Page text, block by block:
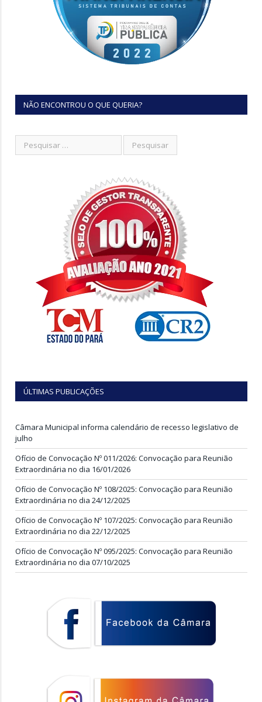
NÃO ENCONTROU O QUE QUERIA?
ÚLTIMAS PUBLICAÇÕES
Câmara Municipal informa calendário de recesso legislativo de
julho
Ofício de Convocação Nº 011/2026: Convocação para Reunião
Extraordinária no dia 16/01/2026
Ofício de Convocação Nº 108/2025: Convocação para Reunião
Extraordinária no dia 24/12/2025
Ofício de Convocação Nº 107/2025: Convocação para Reunião
Extraordinária no dia 22/12/2025
Ofício de Convocação Nº 095/2025: Convocação para Reunião
Extraordinária no dia 07/10/2025